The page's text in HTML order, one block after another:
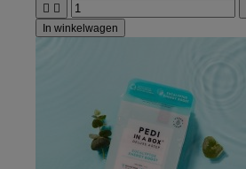
 
In winkelwagen